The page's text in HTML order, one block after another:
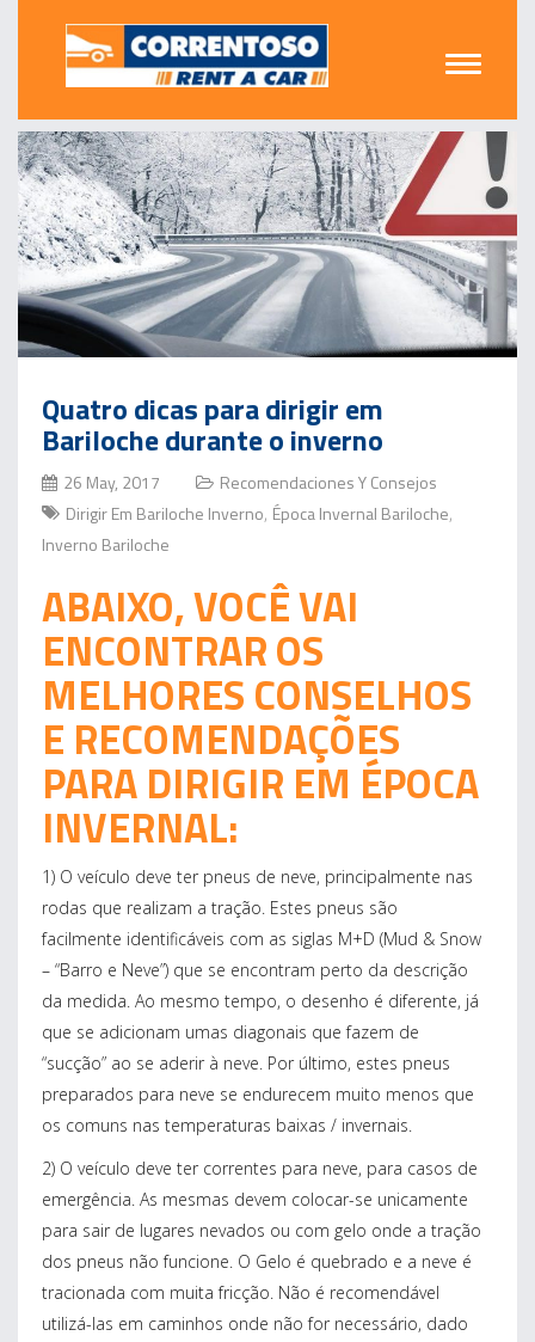
Quatro dicas para dirigir em
Bariloche durante o inverno
26 May, 2017
Recomendaciones Y Consejos
Dirigir Em Bariloche Inverno, Época Invernal Bariloche,
Inverno Bariloche
ABAIXO, VOCÊ VAI
ENCONTRAR OS
MELHORES CONSELHOS
E RECOMENDAÇÕES
PARA DIRIGIR EM ÉPOCA
INVERNAL:
1) O veículo deve ter pneus de neve, principalmente nas
rodas que realizam a tração. Estes pneus são
facilmente identificáveis com as siglas M+D (Mud & Snow
– “Barro e Neve”) que se encontram perto da descrição
da medida. Ao mesmo tempo, o desenho é diferente, já
que se adicionam umas diagonais que fazem de
“sucção” ao se aderir à neve. Por último, estes pneus
preparados para neve se endurecem muito menos que
os comuns nas temperaturas baixas / invernais.
2) O veículo deve ter correntes para neve, para casos de
emergência. As mesmas devem colocar-se unicamente
para sair de lugares nevados ou com gelo onde a tração
dos pneus não funcione. O Gelo é quebrado e a neve é
tracionada com muita fricção. Não é recomendável
utilizá-las em caminhos onde não for necessário, dado